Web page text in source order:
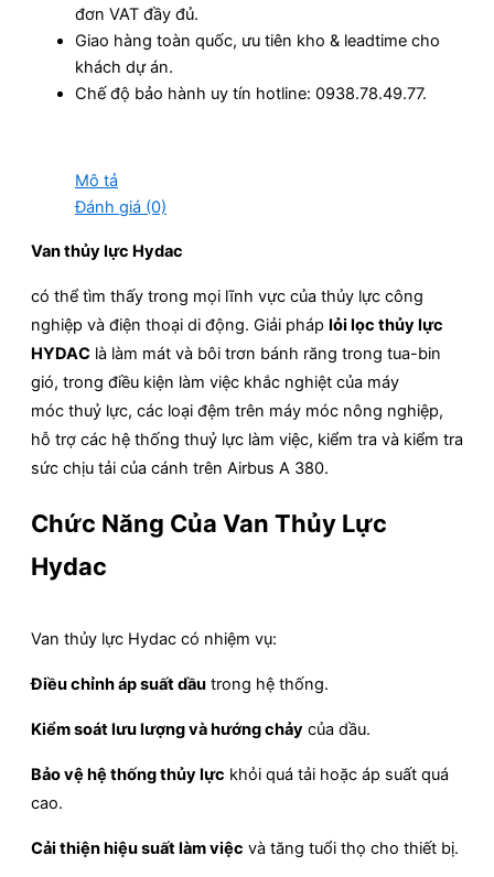
đơn VAT đầy đủ.
Giao hàng toàn quốc, ưu tiên kho & leadtime cho
khách dự án.
Chế độ bảo hành uy tín hotline: 0938.78.49.77.
Mô tả
Đánh giá (0)
Van thủy lực Hydac
có thể tìm thấy trong mọi lĩnh vực của thủy lực công
nghiệp và điện thoại di động. Giải pháp lỏi lọc thủy lực
HYDAC là làm mát và bôi trơn bánh răng trong tua-bin
gió, trong điều kiện làm việc khắc nghiệt của máy
móc thuỷ lực, các loại đệm trên máy móc nông nghiệp,
hỗ trợ các hệ thống thuỷ lực làm việc, kiểm tra và kiểm tra
sức chịu tải của cánh trên Airbus A 380.
Chức Năng Của Van Thủy Lực
Hydac
Van thủy lực Hydac có nhiệm vụ:
Điều chỉnh áp suất dầu trong hệ thống.
Kiểm soát lưu lượng và hướng chảy của dầu.
Bảo vệ hệ thống thủy lực khỏi quá tải hoặc áp suất quá
cao.
Cải thiện hiệu suất làm việc và tăng tuổi thọ cho thiết bị.